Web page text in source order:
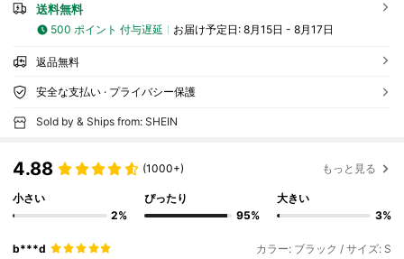
送料無料
500 ポイント 付与遅延 お届け予定日: 8月15日 - 8月17日
返品無料
安全な支払い · プライバシー保護
Sold by & Ships from: SHEIN
4.88 (1000+) もっと見る
小さい
2%
ぴったり
95%
大きい
3%
b***d カラー: ブラック / サイズ: S